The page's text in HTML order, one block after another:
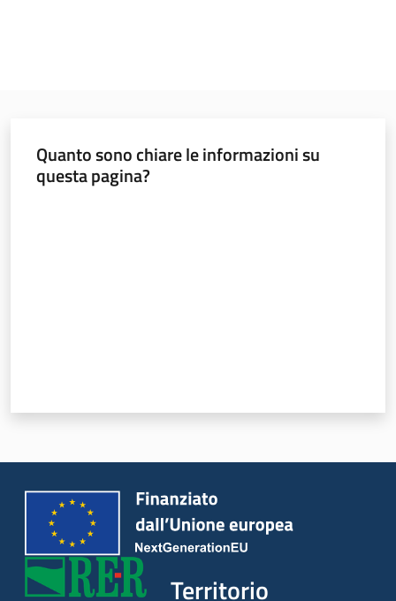
Quanto sono chiare le informazioni su
questa pagina?
Territorio